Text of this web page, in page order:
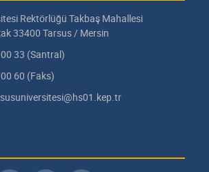
Rektörlüğü Takbaş Mahallesi
33400 Tarsus / Mersin
33 (Santral)
60 (Faks)